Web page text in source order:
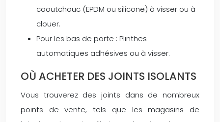
caoutchouc (EPDM ou silicone) à visser ou à
clouer.
Pour les bas de porte : Plinthes
automatiques adhésives ou à visser.
OÙ ACHETER DES JOINTS ISOLANTS
Vous trouverez des joints dans de nombreux
points de vente, tels que les magasins de